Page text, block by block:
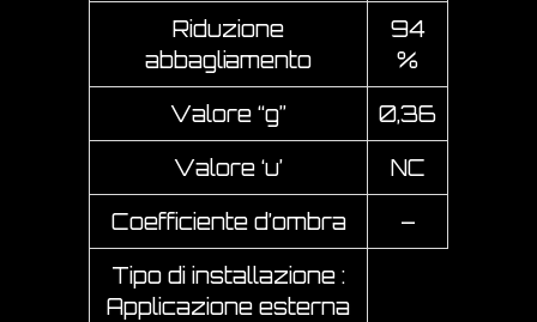
Riduzione
abbagliamento
94
%
Valore “g” 0,36
Valore ‘u’ NC
Coefficiente d’ombra –
Tipo di installazione :
Applicazione esterna